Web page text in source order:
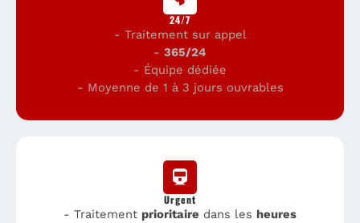
24/7
- Traitement sur appel
- 365/24
- Équipe dédiée
- Moyenne de 1 à 3 jours ouvrables
Urgent
- Traitement prioritaire dans les heures